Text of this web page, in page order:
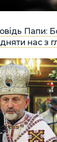
Папи:
нас з